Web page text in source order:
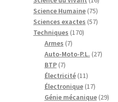
produits
Science Humaine 7575
produits
Sciences exactes 5757
Techniques 170170
Armes 77
produits
Auto-Moto-P.L. 2727
BTP 77
produits
Électricité 1111
produits
Électronique 1717
produits
Génie mécanique 2929